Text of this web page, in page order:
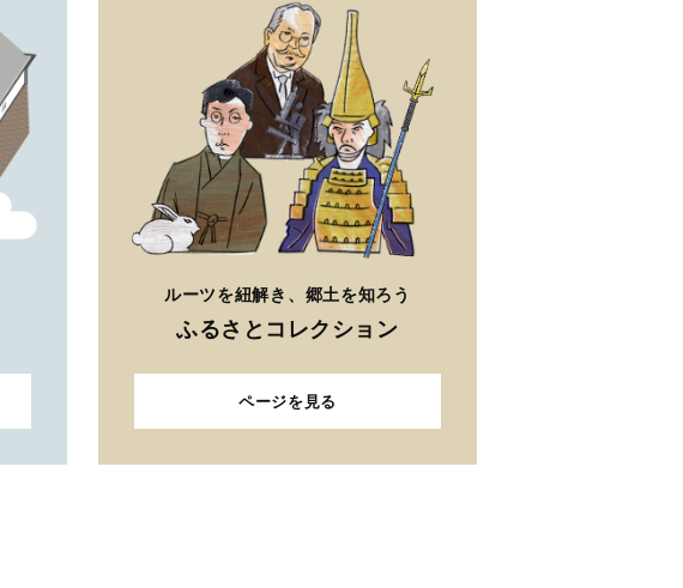
ルーツを紐解き、郷土を知ろう
ふるさとコレクション
ページを見る